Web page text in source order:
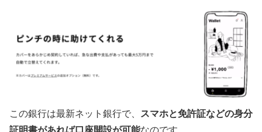
この銀行は最新ネット銀行で、
スマホと免許証などの身分
証明書があれば口座開設が可能なのです。